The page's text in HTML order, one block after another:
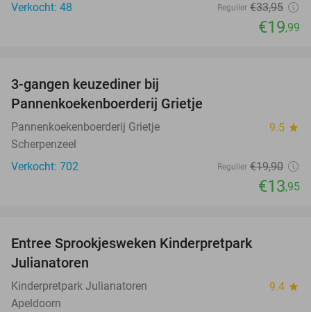
Verkocht: 48
Regulier €33,95
€19,99
3-gangen keuzediner bij
Pannenkoekenboerderij Grietje
Pannenkoekenboerderij Grietje 9.5 star
Scherpenzeel
Verkocht: 702
Regulier €19,90
€13,95
Entree Sprookjesweken Kinderpretpark
Julianatoren
Kinderpretpark Julianatoren 9.4 star
Apeldoorn